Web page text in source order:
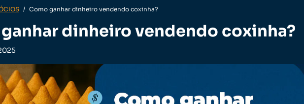
Como ganhar dinheiro vendendo coxinha?
dinheiro vendendo coxinha?